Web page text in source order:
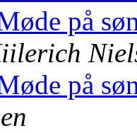
på
på